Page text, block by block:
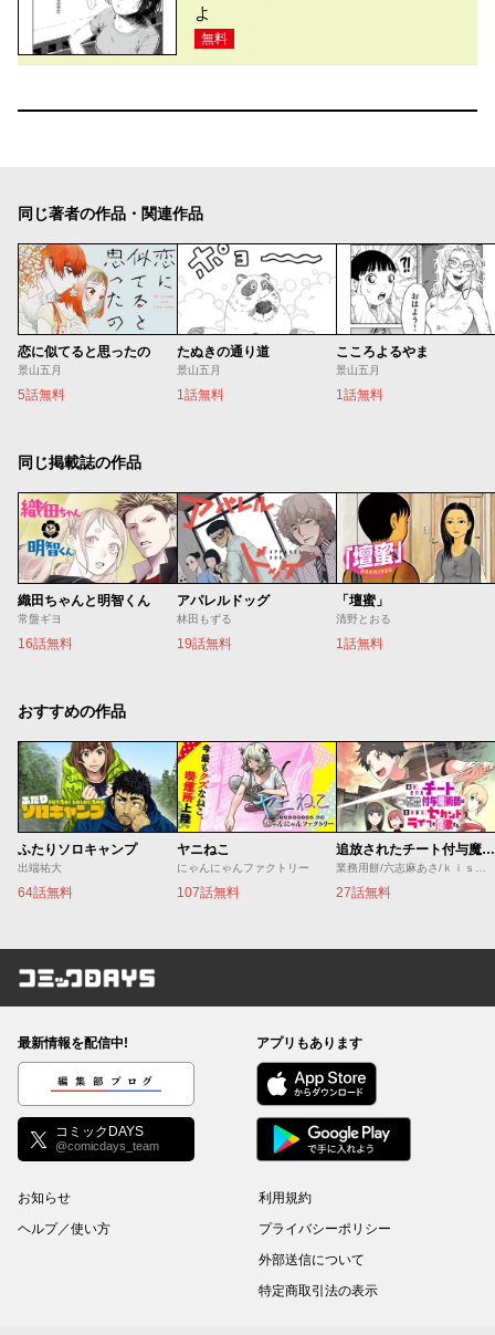
よ
無料
同じ著者の作品・関連作品
恋に似てると思ったの
景山五月
5話無料
たぬきの通り道
景山五月
1話無料
こころよるやま
景山五月
1話無料
同じ掲載誌の作品
織田ちゃんと明智くん
常盤ギヨ
16話無料
アパレルドッグ
林田もずる
19話無料
「壇蜜」
清野とおる
1話無料
おすすめの作品
ふたりソロキャンプ
出端祐大
64話無料
ヤニねこ
にゃんにゃんファクトリー
107話無料
追放されたチート付与魔術師は気ままなセカンドライフを謳歌する。 ～俺は武器だけじゃなく、あらゆるものに『強化ポイント』を付与できるし、俺の意思でいつでも効果を解除できるけど、残った人たち大丈夫？～
27話無料
コミックDAYS
最新情報を配信中!
編集部ブログ
コミックDAYS
@comicdays_team
アプリもあります
お知らせ
ヘルプ／使い方
利用規約
プライバシーポリシー
外部送信について
特定商取引法の表示